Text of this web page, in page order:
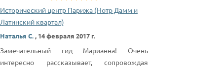
Исторический центр Парижа (Нотр Дамм и
Латинский квартал)
Наталья С., 14 февраля 2017 г.
Замечательный гид Марианна! Очень
интересно рассказывает, сопровождая